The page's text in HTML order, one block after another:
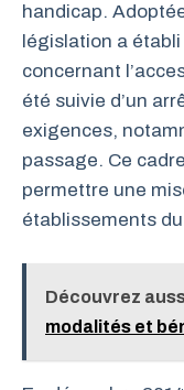
handicap.
législation a
concernant
été suivie d’un
exigences,
passage. Ce
permettre une
établissements
Découvrez
modalités et